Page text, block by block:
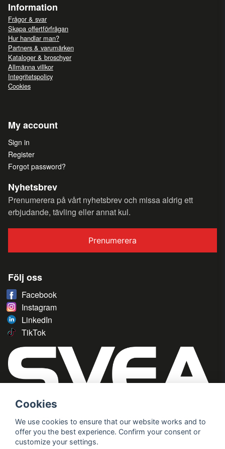
Information
Frågor & svar
Skapa offertförfrågan
Hur handlar man?
Partners & varumärken
Kataloger & broschyer
Allmänna villkor
Integritetspolicy
Cookies
My account
Sign in
Register
Forgot password?
Nyhetsbrev
Prenumerera på vårt nyhetsbrev och missa aldrig ett
erbjudande, tävling eller annat kul.
Prenumerera
Följ oss
Facebook
Instagram
LinkedIn
TikTok
Cookies
We use cookies to ensure that our website works and to
offer you the best experience. Confirm your consent or
customize your settings.